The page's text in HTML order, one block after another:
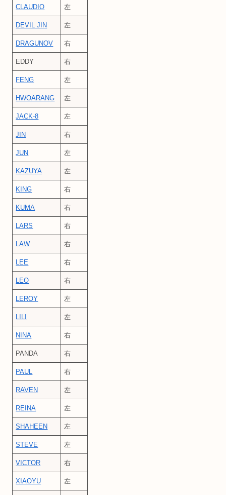
CLAUDIO 左
DEVIL JIN 左
DRAGUNOV 右
EDDY 右
FENG 左
HWOARANG 左
JACK-8 左
JIN 右
JUN 左
KAZUYA 左
KING 右
KUMA 右
LARS 右
LAW 右
LEE 右
LEO 右
LEROY 左
LILI 左
NINA 右
PANDA 右
PAUL 右
RAVEN 左
REINA 左
SHAHEEN 左
STEVE 左
VICTOR 右
XIAOYU 左